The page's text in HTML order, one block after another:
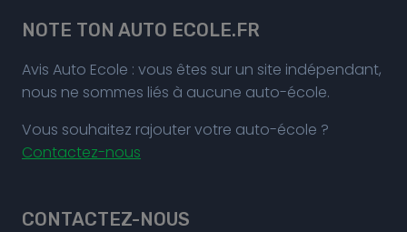
NOTE TON AUTO ECOLE.FR
Avis Auto Ecole : vous êtes sur un site indépendant,
nous ne sommes liés à aucune auto-école.
Vous souhaitez rajouter votre auto-école ?
Contactez-nous
CONTACTEZ-NOUS